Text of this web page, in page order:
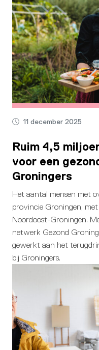
11 december 2025
Ruim 4,5
voor een
Groningers
Het aantal mensen met
provincie Groningen,
Noordoost-Groningen.
netwerk Gezond
gewerkt aan het
bij Groningers.